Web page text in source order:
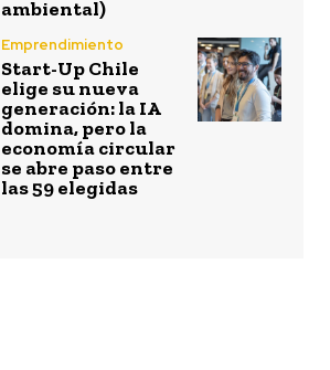
ambiental)
Emprendimiento
Start-Up Chile
elige su nueva
generación: la IA
domina, pero la
economía circular
se abre paso entre
las 59 elegidas